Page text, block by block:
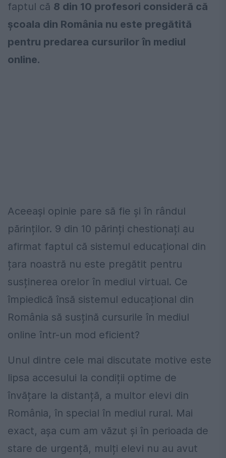
faptul că 8 din 10 profesori consideră că
școala din România nu este pregătită
pentru predarea cursurilor în mediul
online.
Aceeași opinie pare să fie și în rândul
părinților. 9 din 10 părinți chestionați au
afirmat faptul că sistemul educațional din
țara noastră nu este pregătit pentru
susținerea orelor în mediul virtual. Ce
împiedică însă sistemul educațional din
România să susțină cursurile în mediul
online într-un mod eficient?
Unul dintre cele mai discutate motive este
lipsa accesului la condiții optime de
învățare la distanță, a multor elevi din
România, în special în mediul rural. Mai
exact, așa cum am văzut și în perioada de
stare de urgență, mulți elevi nu au avut